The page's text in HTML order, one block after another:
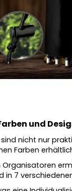
und
nicht nur
Farben
Organisatoren
in 7